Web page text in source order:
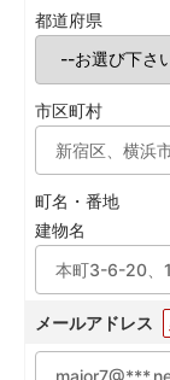
都道府県
市区町村
町名・番地
建物名
メールアドレス